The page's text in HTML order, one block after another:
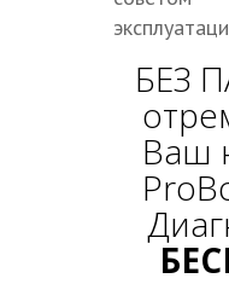
БЕЗ
Ваш